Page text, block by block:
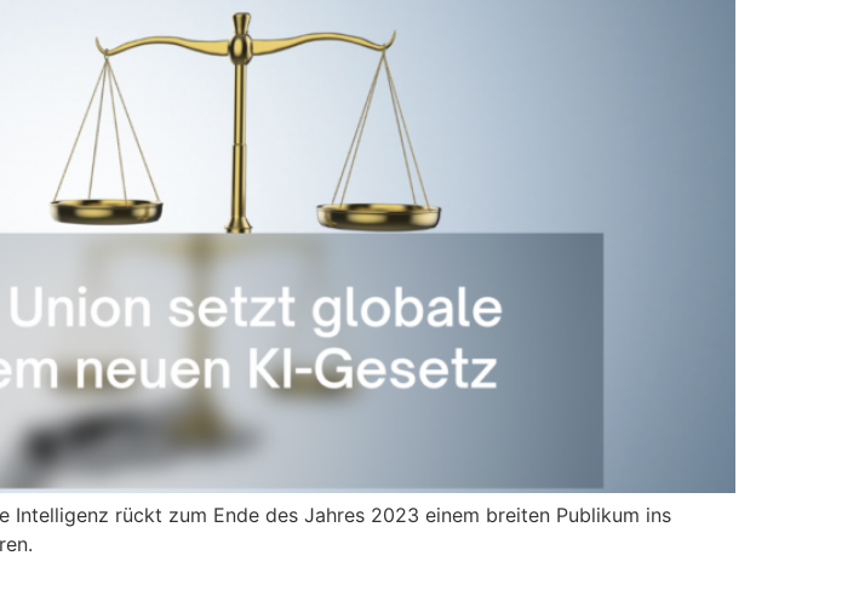
rückt zum Ende des Jahres 2023 einem breiten Publikum ins